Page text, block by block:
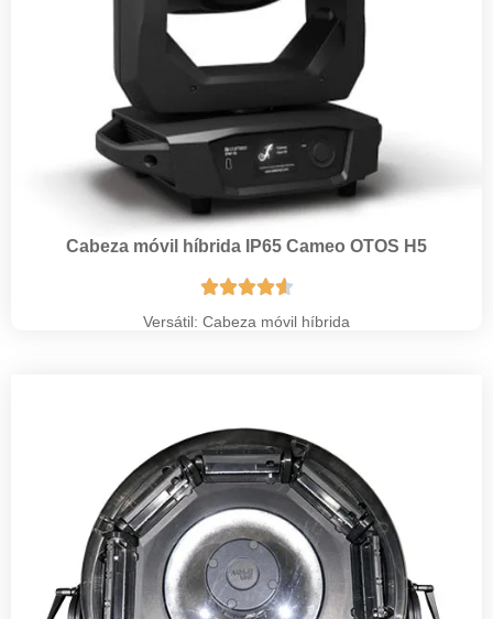
Cabeza móvil híbrida IP65 Cameo OTOS H5

Versátil: Cabeza móvil híbrida